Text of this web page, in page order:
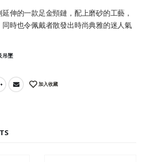
伸的一款足金頸鏈，配上磨砂的工藝，
時也令佩戴者散發出時尚典雅的迷人氣
吊墜
加入收藏